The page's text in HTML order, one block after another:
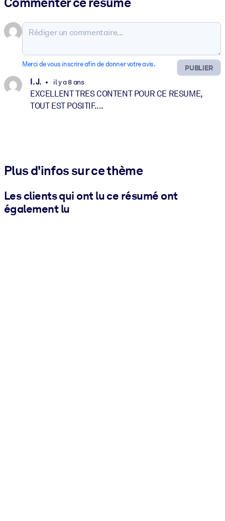
PUBLIER
Merci de vous inscrire afin de donner votre avis.
I. J. il y a 8 ans
EXCELLENT TRES CONTENT POUR CE RESUME,
TOUT EST POSITIF....
Plus d'infos sur ce thème
Les clients qui ont lu ce résumé ont
également lu